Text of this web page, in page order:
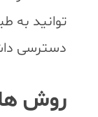
توانید به
دسترسی
روش